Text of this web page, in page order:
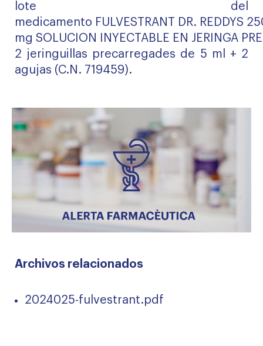
Archivos relacionados
2024025-fulvestrant.pdf
lote del
medicamento FULVESTRANT DR. REDDYS
mg SOLUCION INYECTABLE EN JERINGA
2 jeringuillas precarregades de 5 ml + 2
agujas (C.N. 719459).